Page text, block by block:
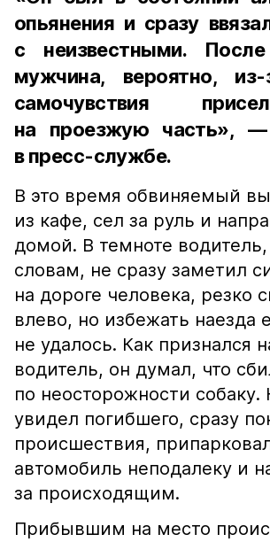
опьянения и сразу
с неизвестными. После
мужчина, вероятно, из-
самочувствия
на проезжую часть»,
в пресс-службе.
В это время обвиняемый
из кафе, сел за руль и
домой. В темноте водитель,
словам, не сразу заметил
на дороге человека, резко
влево, но избежать наезда
не удалось. Как признался
водитель, он думал, что
по неосторожности собаку.
увидел погибшего, сразу
происшествия,
автомобиль неподалеку и
за происходящим.
Прибывшим на место